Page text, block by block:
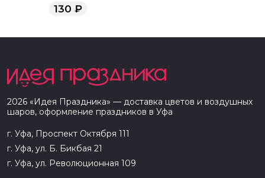
130 ₽
2026 «Идея Праздника» — доставка цветов и воздушных
шаров, оформление праздников в Уфа
г. Уфа, Проспект Октября 111
г. Уфа, ул. Б. Бикбая 21
г. Уфа, ул. Революционная 109